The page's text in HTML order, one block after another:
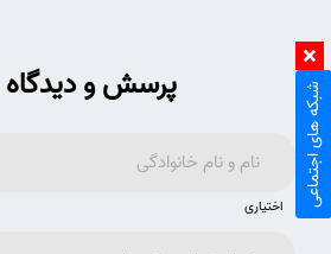
پرسش و
اختیاری شبکه های اجتماعی